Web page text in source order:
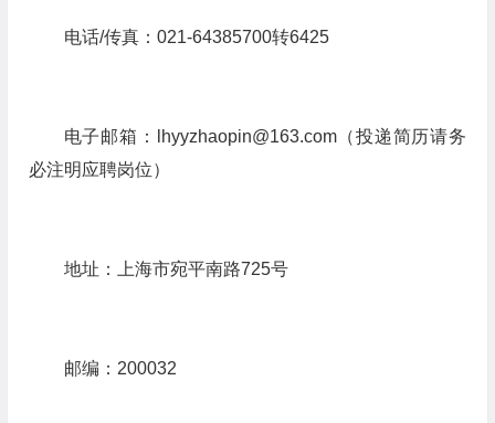
电话/传真： 021-64385700转6425
电子邮箱： lhyyzhaopin@163.com（投递简历请务
必注明应聘岗位）
地址：上海市宛平南路725号
邮编： 200032